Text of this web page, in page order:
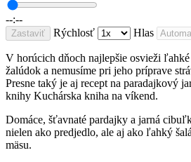
--:--
Zastaviť Rýchlosť Hlas
V horúcich dňoch najlepšie osvieži
žalúdok a nemusíme pri jeho príprave
Presne taký je aj recept na paradajkový
knihy Kuchárska kniha na víkend.
Domáce, šťavnaté pardajky a jarná
nielen ako predjedlo, ale aj ako ľahký
mäsu.